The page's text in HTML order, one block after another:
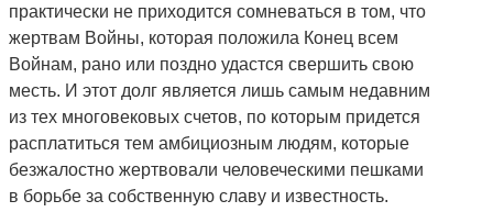
практически не приходится сомневаться в том, что
жертвам Войны, которая положила Конец всем
Войнам, рано или поздно удастся свершить свою
месть. И этот долг является лишь самым недавним
из тех многовековых счетов, по которым придется
расплатиться тем амбициозным людям, которые
безжалостно жертвовали человеческими пешками
в борьбе за собственную славу и известность.